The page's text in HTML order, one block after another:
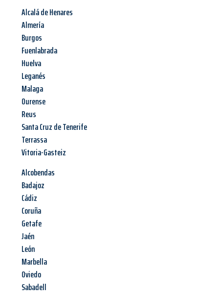
Alcalá de Henares
Almería
Burgos
Fuenlabrada
Huelva
Leganés
Malaga
Ourense
Reus
Santa Cruz de Tenerife
Terrassa
Vitoria-Gasteiz
Alcobendas
Badajoz
Cádiz
Coruña
Getafe
Jaén
León
Marbella
Oviedo
Sabadell